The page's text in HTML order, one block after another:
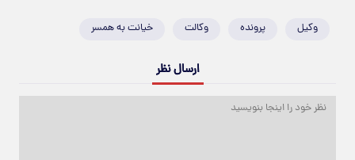
وکیل پرونده وکالت خیانت به همسر
ارسال نظر